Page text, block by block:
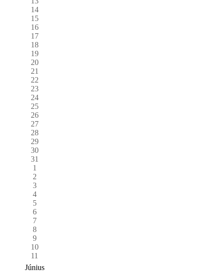
14
15
16
17
18
19
20
21
22
23
24
25
26
27
28
29
30
31
1
2
3
4
5
6
7
8
9
10
11
Június